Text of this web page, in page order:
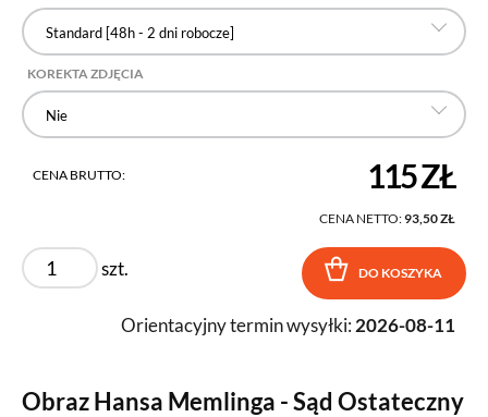
Standard [48h - 2 dni robocze]
KOREKTA ZDJĘCIA
Nie
CENA BRUTTO: 115 ZŁ
CENA NETTO:93,50 ZŁ
szt. DO KOSZYKA
Orientacyjny termin wysyłki: 2026-08-11
Obraz Hansa Memlinga - Sąd Ostateczny